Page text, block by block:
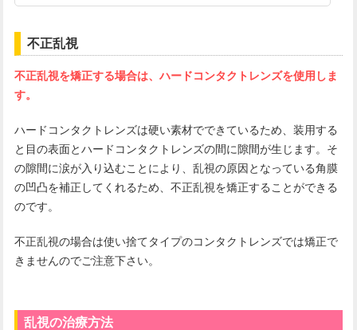
不正乱視
不正乱視を矯正する場合は、ハードコンタクトレンズを使用しま
す。
ハードコンタクトレンズは硬い素材でできているため、装用する
と目の表面とハードコンタクトレンズの間に隙間が生じます。そ
の隙間に涙が入り込むことにより、乱視の原因となっている角膜
の凹凸を補正してくれるため、不正乱視を矯正することができる
のです。
不正乱視の場合は使い捨てタイプのコンタクトレンズでは矯正で
きませんのでご注意下さい。
乱視の治療方法